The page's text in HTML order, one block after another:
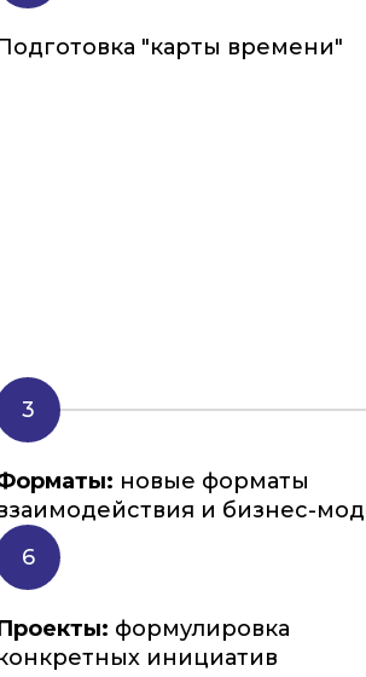
"карты времени"
новые форматы
и бизнес-
формулировка
инициатив